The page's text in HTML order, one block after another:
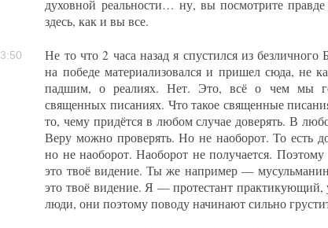
духовной реальности… ну, вы посмотрите
здесь, как и вы все.
Не то что 2 часа назад я спустился из безличного
на победе материализовался и пришел сюда, не
падшим, о реалиях. Нет. Это, всё о чем мы
священных писаниях. Что такое священные
то, чему придётся в любом случае доверять. В
Веру можно проверять. Но не наоборот. То есть
но не наоборот. Наоборот не получается.
это твоё видение. Ты же например —
это твоё видение. Я — протестант
люди, они поэтому поводу начинают сильно